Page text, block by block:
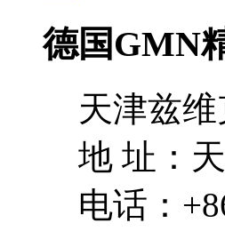
德国GMN
天津兹
地 址：
电话：